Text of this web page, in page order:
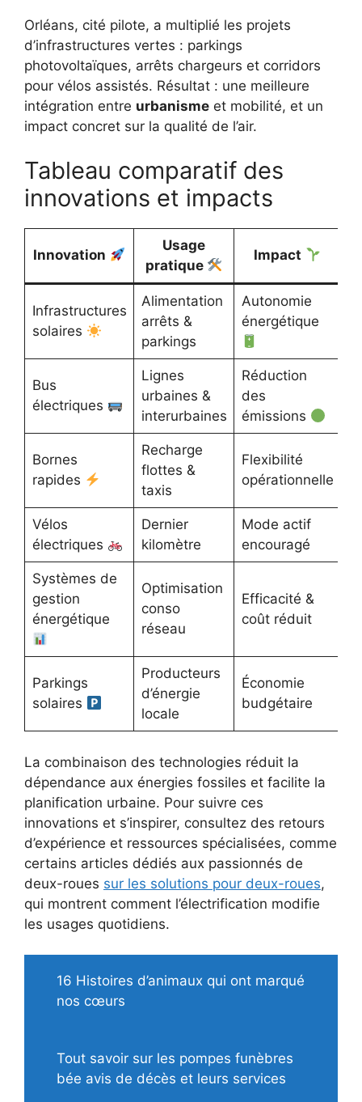
Orléans, cité pilote, a multiplié les projets
d’infrastructures vertes : parkings
photovoltaïques, arrêts chargeurs et corridors
pour vélos assistés. Résultat : une meilleure
intégration entre urbanisme et mobilité, et un
impact concret sur la qualité de l’air.
Tableau comparatif des
innovations et impacts
Innovation
Usage
pratique
Impact
Infrastructures
solaires
Alimentation
arrêts &
parkings
Autonomie
énergétique
Bus
électriques
Lignes
urbaines &
interurbaines
Réduction
des
émissions
Bornes
rapides
Recharge
flottes &
taxis
Flexibilité
opérationnelle
Vélos
électriques
Dernier
kilomètre
Mode actif
encouragé
Systèmes de
gestion
énergétique
Optimisation
conso
réseau
Efficacité &
coût réduit
Parkings
solaires
Producteurs
d’énergie
locale
Économie
budgétaire
La combinaison des technologies réduit la
dépendance aux énergies fossiles et facilite la
planification urbaine. Pour suivre ces
innovations et s’inspirer, consultez des retours
d’expérience et ressources spécialisées, comme
certains articles dédiés aux passionnés de
deux-roues sur les solutions pour deux-roues,
qui montrent comment l’électrification modifie
les usages quotidiens.
16 Histoires d’animaux qui ont marqué
nos cœurs
Tout savoir sur les pompes funèbres
bée avis de décès et leurs services